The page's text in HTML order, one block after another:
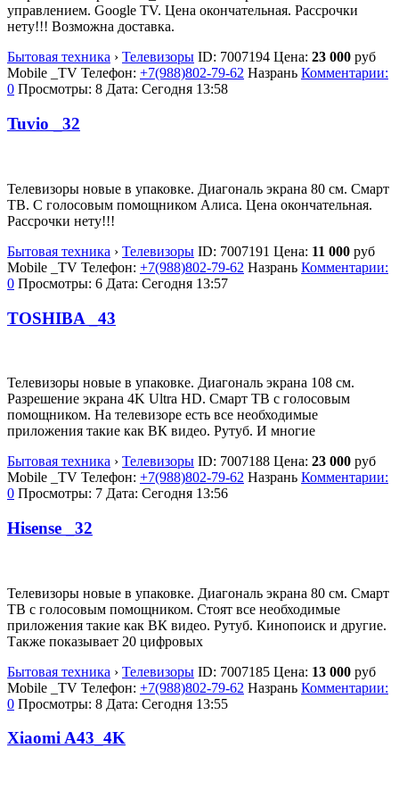
управлением. Google TV. Цена окончательная. Рассрочки
нету!!! Возможна доставка.
Бытовая техника › Телевизоры ID: 7007194 Цена: 23 000 руб
Mobile _TV Телефон: +7(988)802-79-62 Назрань Комментарии:
0 Просмотры: 8 Дата: Сегодня 13:58
Tuvio _32
Телевизоры новые в упаковке. Диагональ экрана 80 см. Смарт
ТВ. С голосовым помощником Алиса. Цена окончательная.
Рассрочки нету!!!
Бытовая техника › Телевизоры ID: 7007191 Цена: 11 000 руб
Mobile _TV Телефон: +7(988)802-79-62 Назрань Комментарии:
0 Просмотры: 6 Дата: Сегодня 13:57
TOSHIBA _43
Телевизоры новые в упаковке. Диагональ экрана 108 см.
Разрешение экрана 4K Ultra HD. Смарт ТВ с голосовым
помощником. На телевизоре есть все необходимые
приложения такие как ВК видео. Рутуб. И многие
Бытовая техника › Телевизоры ID: 7007188 Цена: 23 000 руб
Mobile _TV Телефон: +7(988)802-79-62 Назрань Комментарии:
0 Просмотры: 7 Дата: Сегодня 13:56
Hisense _32
Телевизоры новые в упаковке. Диагональ экрана 80 см. Смарт
ТВ с голосовым помощником. Стоят все необходимые
приложения такие как ВК видео. Рутуб. Кинопоиск и другие.
Также показывает 20 цифровых
Бытовая техника › Телевизоры ID: 7007185 Цена: 13 000 руб
Mobile _TV Телефон: +7(988)802-79-62 Назрань Комментарии:
0 Просмотры: 8 Дата: Сегодня 13:55
Xiaomi A43_4K